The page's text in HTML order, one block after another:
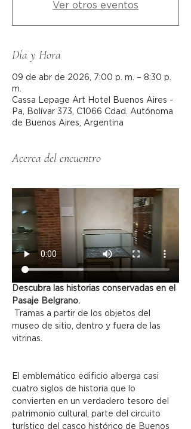
Ver otros eventos
Día y Hora
09 de abr de 2026, 7:00 p. m. – 8:30 p.
m.
Cassa Lepage Art Hotel Buenos Aires -
Pa, Bolívar 373, C1066 Cdad. Autónoma
de Buenos Aires, Argentina
Acerca del encuentro
Descubra las historias conservadas en el
Pasaje Belgrano.
museo de sitio, dentro y fuera de las
vitrinas.
El emblemático edificio alberga casi
cuatro siglos de historia que lo
convierten en un verdadero tesoro del
patrimonio cultural, parte del circuito
turístico del casco histórico de Buenos